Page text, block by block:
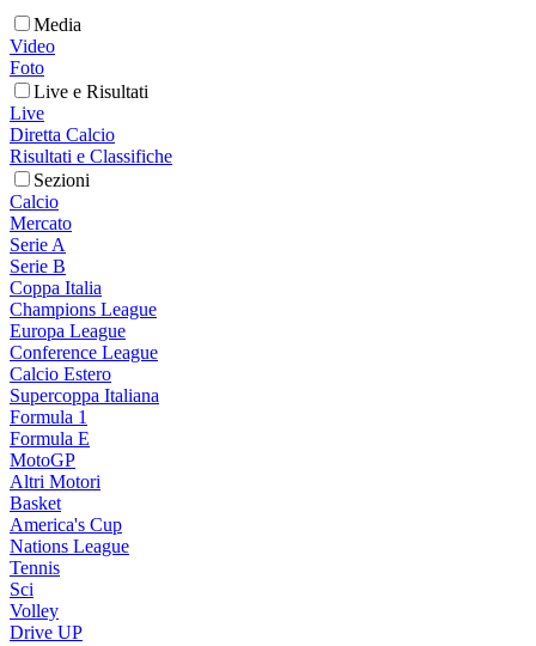
Media
Video
Foto
Live e Risultati
Live
Diretta Calcio
Risultati e Classifiche
Sezioni
Calcio
Mercato
Serie A
Serie B
Coppa Italia
Champions League
Europa League
Conference League
Calcio Estero
Supercoppa Italiana
Formula 1
Formula E
MotoGP
Altri Motori
Basket
America's Cup
Nations League
Tennis
Sci
Volley
Drive UP